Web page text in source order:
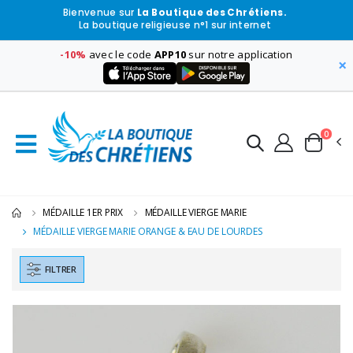
Bienvenue sur La Boutique des Chrétiens.
La boutique religieuse n°1 sur internet
-10% avec le code APP10 sur notre application
×
0
MÉDAILLE 1ER PRIX
MÉDAILLE VIERGE MARIE
MÉDAILLE VIERGE MARIE ORANGE & EAU DE LOURDES
FILTRER